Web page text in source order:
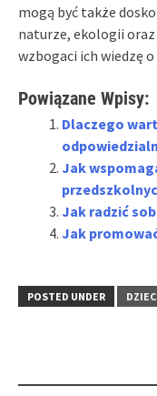
mogą być także
naturze, ekologii
wzbogaci ich wiedzę
Powiązane Wpisy:
Dlaczego
Jak
Jak radzić
Jak
POSTED UNDER